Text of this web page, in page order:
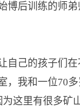
博后训练的师
己的孩子们在
，我和一位70
这里有很多矿